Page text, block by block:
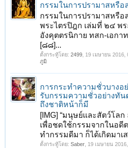
กรรมในการปรามาสหรือ
กรรมในการปรามาสหรือ
พระไตรปิฎก เล่มที่ ๒๔ พ
อังคุตตรนิกาย ทสก-เอก
[๘๘]...
ตั้งกระทู้โดย: 2499 19 เมษายน 2016
ภูมิ
การกระทำความชั่วบางอ
รับกรรมความชั่วอย่างทัน
ถึงชาติหน้าก็มี
[IMG] “มนุษย์และสัตว์โล
เพื่อชดใช้กรรมจากในอดี
ทำกรรมดีมา ก็ได้เกิดมาเ
ตั้งกระทู้โดย: Saber 19 เมษายน 2016